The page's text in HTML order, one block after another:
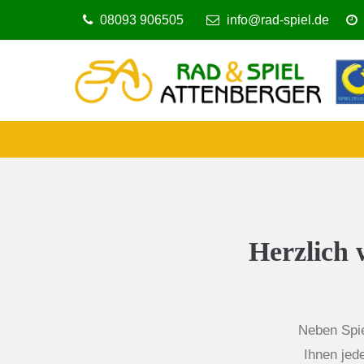
Login
Benutzername Lorem
We
+1)
08093 906505 info@rad-spiel.de
Herzlich
Neben
Ihnen